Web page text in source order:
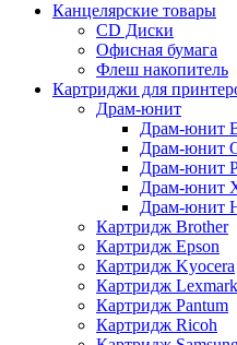
Канцелярские товары
CD Диски
Офисная бумага
Флеш накопитель
Картриджи для
Драм-юнит
Драм-юнит
Драм-юнит
Драм-юнит
Драм-юнит
Драм-юнит
Картридж Brother
Картридж Epson
Картридж Kyocera
Картридж Lexmark
Картридж Pantum
Картридж Ricoh